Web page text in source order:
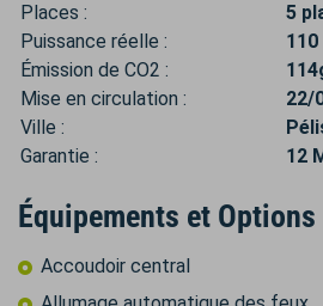
Places :
5
Puissance réelle :
110
Émission de CO2 :
Mise en circulation :
22/
Ville :
Garantie :
12
Équipements et Options
Accoudoir central